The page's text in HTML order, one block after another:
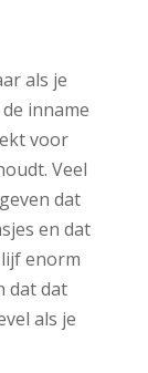
als je
inname
voor
Veel
dat
en dat
enorm
dat dat
als je